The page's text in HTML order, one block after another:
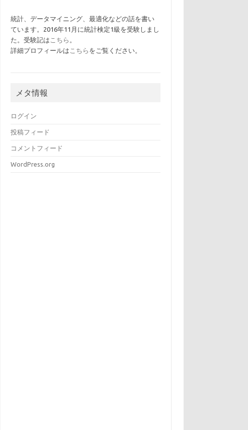
統計、データマイニング、最適化などの話を書い
ています。2016年11月に統計検定1級を受験しまし
た。受験記は こちら 。
詳細プロフィールは こちら をご覧ください。
メタ情報
ログイン
投稿フィード
コメントフィード
WordPress.org